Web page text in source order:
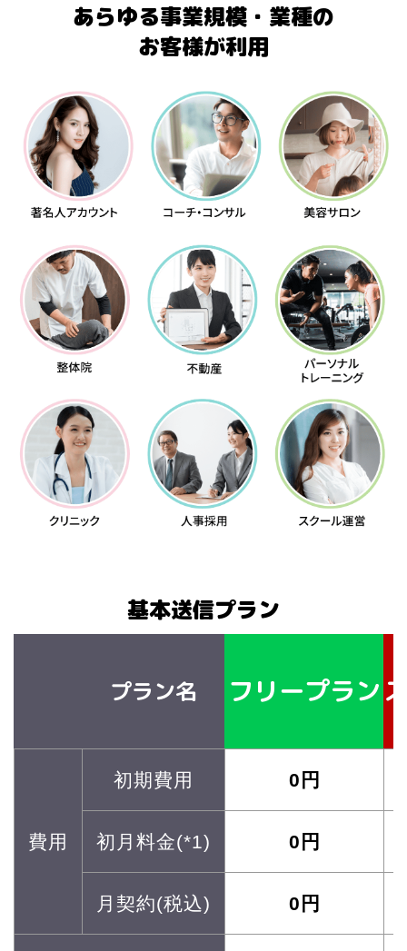
あらゆる事業規模・業種の
お客様が利用
基本送信プラン
プラン名 フリープラン
費用
初期費用 0円
初月料金(*1) 0円
月契約(税込) 0円